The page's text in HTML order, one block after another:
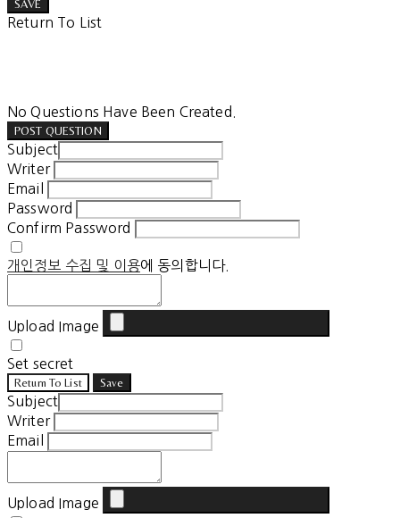
SAVE
Return To List
No Questions Have Been Created.
POST QUESTION
Subject
Writer
Email
Password
Confirm Password
개인정보 수집 및 이용에 동의합니다.
Upload Image
Set secret
Return To List Save
Subject
Writer
Email
Upload Image